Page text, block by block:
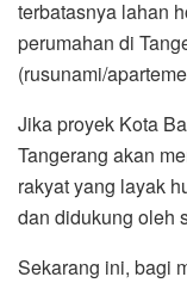
terbatasnya lahan
perumahan di
(rusunami/
Jika proyek Kota
Tangerang akan
rakyat yang layak
dan didukung oleh
Sekarang ini, bagi